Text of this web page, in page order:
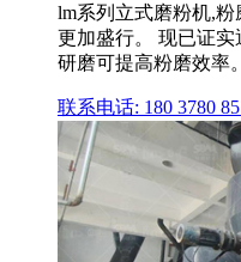
lm系列立式磨粉机,
更加盛行。 现已证
研磨可提高粉磨效率。
联系电话: 180 3780